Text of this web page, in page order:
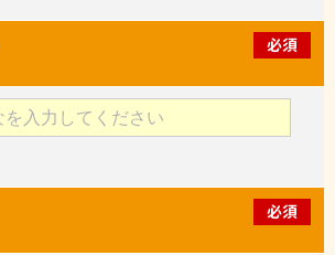
必須
必須